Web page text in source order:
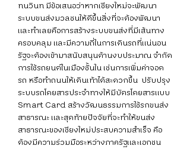
ทนวินท มีข้อเสนอว่าหากเชียงใหม่จะพัฒนา
ระบบขนส่งมวลชนให้ดีขึ้นสิ่งที่จะต้องพัฒนา
และทำเลยคือการสร้างระบบขนส่งที่มีเส้นทาง
ครอบคลุม และมีความถี่ในการเดินรถที่แน่นอน
รัฐจะต้องเข้ามาสนับสนุนด้านงบประมาณ จำกัด
การใช้รถยนต์ในเมืองชั้นใน เช่นการเพิ่มค่าจอด
รถ หรือทำถนนให้เดินเท้าได้สะดวกขึ้น  ปรับปรุง
ระบบรถโดยสารประจำทางให้มีบัตรโดยสารแบบ
Smart Card สร้างวัฒนธรรมการใช้รกขนส่ง
สาธารณะ และสุดท้ายปัจจัยที่จะทำให้ขนส่ง
สาธารณะของเชียงใหม่ประสบความสำเร็จ คือ
ต้องมีความร่วมมือระหว่างภาครัฐและเอกชน